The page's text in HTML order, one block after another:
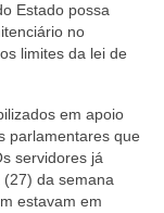
Estado possa
no
limites da lei de
em apoio
parlamentares que
servidores já
da semana
estavam em